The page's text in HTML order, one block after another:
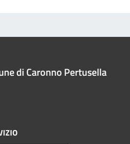
di Caronno Pertusella